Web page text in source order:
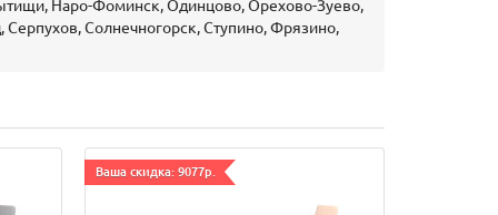
Наро-Фоминск, Одинцово, Орехово-Зуево,
Солнечногорск, Ступино, Фрязино,
Ваша скидка: 9077р.